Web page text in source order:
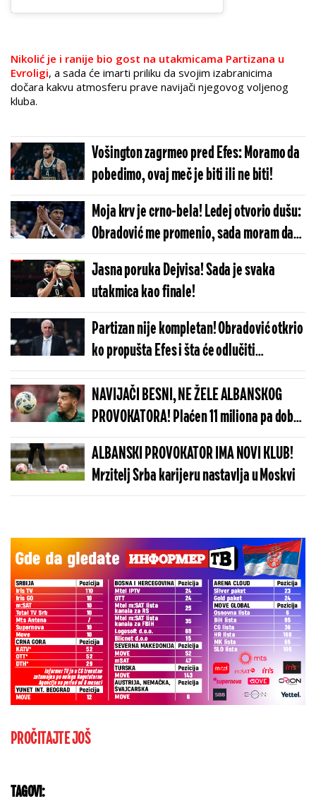
Nikolić je i ranije bio gost na utakmicama Partizana u
Evroligi, a sada će imarti priliku da svojim izabranicima
dočara kakvu atmosferu prave navijači njegovog voljenog
kluba.
Vošington zagrmeo pred Efes: Moramo da
pobedimo, ovaj meč je biti ili ne biti!
Moja krv je crno-bela! Ledej otvorio dušu:
Obradović me promenio, sada moram da
igram protiv 'svog' kluba!
Jasna poruka Dejvisa! Sada je svaka
utakmica kao finale!
Partizan nije kompletan! Obradović otkrio
ko propušta Efes i šta će odlučiti
pobednika!
NAVIJAČI BESNI, NE ŽELE ALBANSKOG
PROVOKATORA! Plaćen 11 miliona pa dobio
brutalnu poruku
ALBANSKI PROVOKATOR IMA NOVI KLUB!
Mrzitelj Srba karijeru nastavlja u Moskvi
PROČITAJTE JOŠ
TAGOVI: